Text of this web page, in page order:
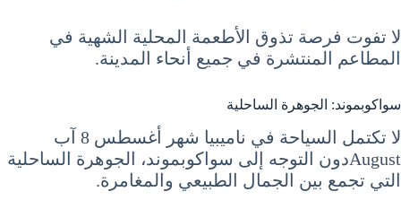
لا تفوت فرصة تذوق الأطعمة المحلية الشهية في
المطاعم المنتشرة في جميع أنحاء المدينة.
سواكوبموند: الجوهرة الساحلية
لا تكتمل السياحة في ناميبيا شهر أغسطس 8 آب
Augustدون التوجه إلى سواكوبموند، الجوهرة الساحلية
التي تجمع بين الجمال الطبيعي والمغامرة.